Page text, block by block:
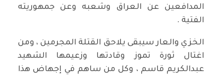
المدافعين عن العراق وشعبه وعن جمهوريته
الفتية .
الخزي والعار سيبقى يلاحق القتلة المجرمين ، ومن
اغتال ثورة تموز وقادتها وزعيمها الشهيد
عبدالكريم قاسم ، وكل من ساهم في إجهاض هذا